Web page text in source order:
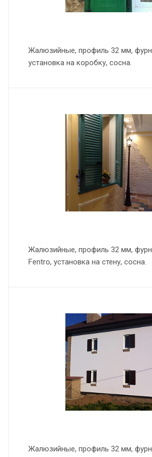
Жалюзийные, профиль 32 мм,
установка на коробку, сосна.
Жалюзийные, профиль 32 мм,
Fentro, установка на стену, сосна.
Жалюзийные, профиль 32 мм,